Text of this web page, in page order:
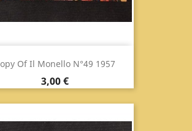
Of Il Monello N°49 1957
Prix
3,00 €